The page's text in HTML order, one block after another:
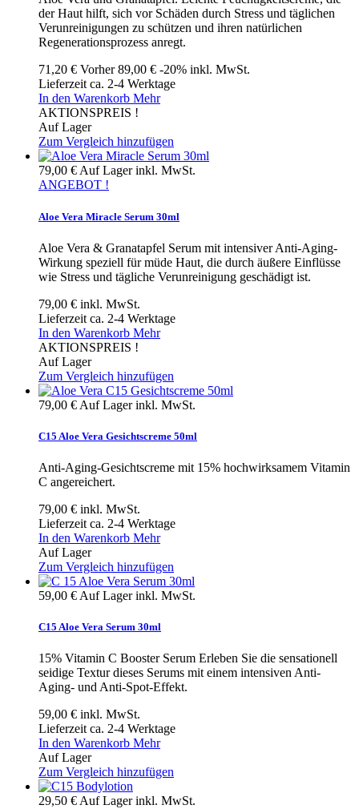
der Haut hilft, sich vor Schäden durch Stress und täglichen
Verunreinigungen zu schützen und ihren natürlichen
Regenerationsprozess anregt.
71,20 € Vorher89,00 € -20% inkl. MwSt.
Lieferzeit ca. 2-4 Werktage
In den Warenkorb Mehr
AKTIONSPREIS !
Auf Lager
Zum Vergleich hinzufügen
79,00 €Auf Lagerinkl. MwSt.
ANGEBOT !
Aloe Vera Miracle Serum 30ml
Aloe Vera & Granatapfel Serum mit intensiver Anti-Aging-
Wirkung speziell für müde Haut, die durch äußere Einflüsse
wie Stress und tägliche Verunreinigung geschädigt ist.
79,00 € inkl. MwSt.
Lieferzeit ca. 2-4 Werktage
In den Warenkorb Mehr
AKTIONSPREIS !
Auf Lager
Zum Vergleich hinzufügen
79,00 € Auf Lagerinkl. MwSt.
C15 Aloe Vera Gesichtscreme 50ml
Anti-Aging-Gesichtscreme mit 15% hochwirksamem Vitamin
C angereichert.
79,00 € inkl. MwSt.
Lieferzeit ca. 2-4 Werktage
In den Warenkorb Mehr
Auf Lager
Zum Vergleich hinzufügen
59,00 € Auf Lagerinkl. MwSt.
C15 Aloe Vera Serum 30ml
15% Vitamin C Booster Serum Erleben Sie die sensationell
seidige Textur dieses Serums mit einem intensiven Anti-
Aging- und Anti-Spot-Effekt.
59,00 € inkl. MwSt.
Lieferzeit ca. 2-4 Werktage
In den Warenkorb Mehr
Auf Lager
Zum Vergleich hinzufügen
29,50 €Auf Lagerinkl. MwSt.